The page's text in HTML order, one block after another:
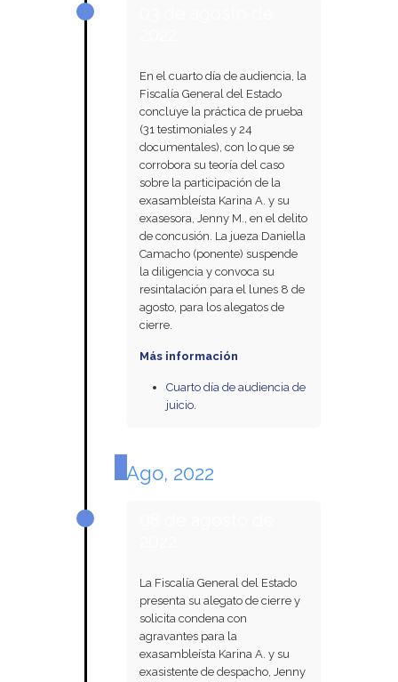
En el cuarto día de audiencia, la
Fiscalía General del Estado
concluye la práctica de prueba
(31 testimoniales y 24
documentales), con lo que se
corrobora su teoría del caso
sobre la participación de la
exasambleísta Karina A. y su
exasesora, Jenny M., en el delito
de concusión. La jueza Daniella
Camacho (ponente) suspende
la diligencia y convoca su
resintalación para el lunes 8 de
agosto, para los alegatos de
cierre.
Más información
Cuarto día de audiencia de
juicio.
Ago, 2022
La Fiscalía General del Estado
presenta su alegato de cierre y
solicita condena con
agravantes para la
exasambleísta Karina A. y su
exasistente de despacho, Jenny